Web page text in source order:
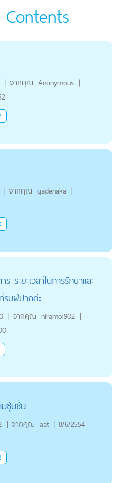
| จากคุณ Anonymous |
| จากคุณ gadenaka |
ระยะเวลาในการรักษาและ
ริมฝีปากค่ะ
| จากคุณ niramol902 |
ชุ่มชื่น
| จากคุณ aat | 8/6/2554